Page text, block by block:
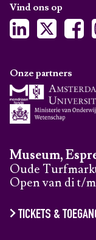
Vind ons op
Museum,
Oude
Open van di t/
TICKETS &
Onze partners